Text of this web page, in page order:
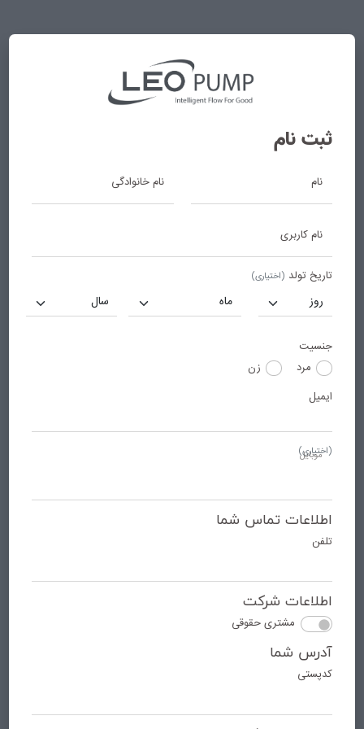
ثبت نام
نام نام خانوادگی
نام کاربری
تاریخ تولد (اختیاری)
جنسیت
مرد
زن
ایمیل
(اختیاری)
موبایل
اطلاعات تماس شما
تلفن
اطلاعات شرکت
مشتری حقوقی
آدرس شما
کدپستی